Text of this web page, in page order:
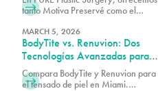
Diferencia?
tanto Motiva Preservé como el
adaptarnos mejor a sus objetivos
estéticos y a su anatomía.
MARCH 5, 2026
BodyTite vs. Renuvion: Dos
Tecnologías Avanzadas para
el Tensado de la Piel, Un Solo
Equipo de Expertos en Miami
Compara BodyTite y Renuvion para
el tensado de piel en Miami.